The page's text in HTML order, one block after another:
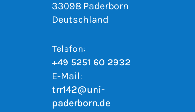
33098 Paderborn
Deutschland
Telefon:
+49 5251 60 2932
E-Mail:
trr142@uni-
paderborn.de